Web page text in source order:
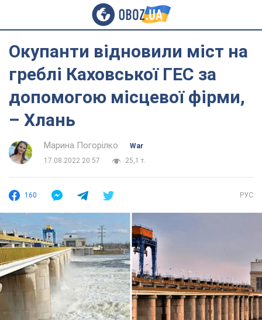
Окупанти відновили міст на
греблі Каховської ГЕС за
допомогою місцевої фірми,
– Хлань
Марина Погорілко
War
17.08.2022 20:57
25,1 т.
160 РУС